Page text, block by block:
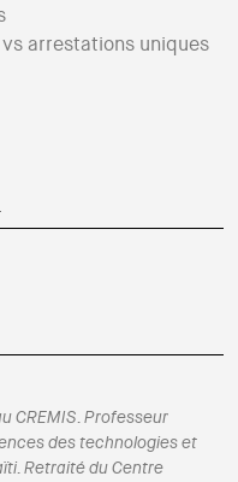
arrestations uniques
CREMIS. Professeur
des technologies et
Retraité du Centre